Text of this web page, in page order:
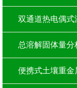
双通道热电偶式
总溶解固体量
便携式土壤重金